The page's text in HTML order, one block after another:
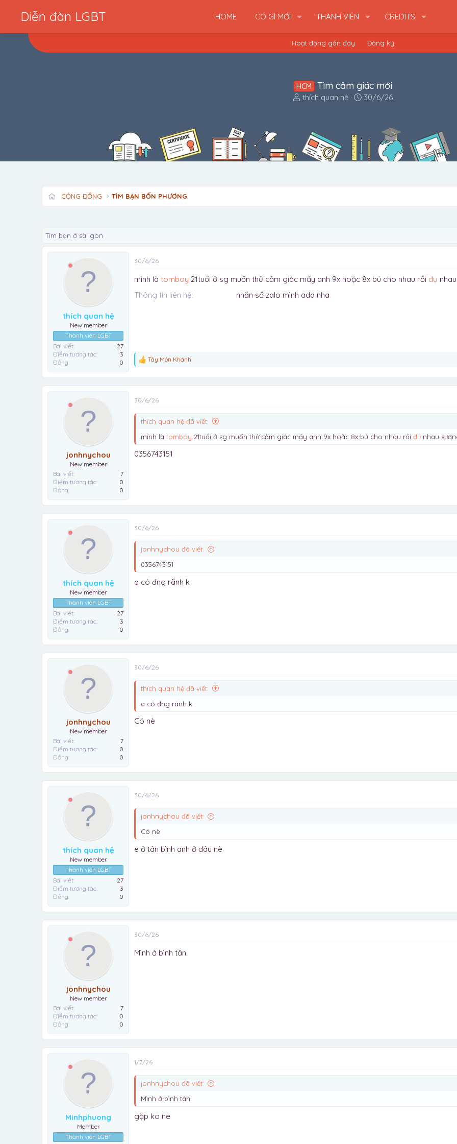
Diễn đàn LGBT HOME CÓ GÌ MỚI THÀNH VIÊN CREDITS
Hoạt động gần đây Đăng ký
HCM Tìm cảm giác mới
B
u
thích quan hệ
N
ắ
t
30/6/26
CỘNG ĐỒNG TÌM BẠN BỐN PHƯƠNG
Tìm bạn ở sài gòn
thích quan hệ
New member
Thành viên LGBT
Bài viết
27
Điểm tương tác
3
Đồng
0
30/6/26
mình là tomboy 21tuổi ở sg muốn thử cảm giác mấy anh 9x hoặc 8x bú cho nhau rồi đụ
Thông tin liên hệ
nhắn số zalo mình add nha
R
i
o
n
Tây Môn Khánh
jonhnychou
New member
Bài viết
7
Điểm tương tác
0
Đồng
0
30/6/26
thích quan hệ đã viết:
mình là tomboy 21tuổi ở sg muốn thử cảm giác mấy anh 9x hoặc 8x bú cho nhau rồi đụ nhau
0356743151
thích quan hệ
New member
Thành viên LGBT
Bài viết
27
Điểm tương tác
3
Đồng
0
30/6/26
jonhnychou đã viết:
0356743151
a có đng rãnh k
jonhnychou
New member
Bài viết
7
Điểm tương tác
0
Đồng
0
30/6/26
thích quan hệ đã viết:
a có đng rãnh k
Có nè
thích quan hệ
New member
Thành viên LGBT
Bài viết
27
Điểm tương tác
3
Đồng
0
30/6/26
jonhnychou đã viết:
Có nè
e ở tân bình anh ở đâu nè
jonhnychou
New member
Bài viết
7
Điểm tương tác
0
Đồng
0
30/6/26
Mình ở bình tân
Minhphuong
Member
Thành viên LGBT
1/7/26
jonhnychou đã viết:
Mình ở bình tân
gặp ko ne